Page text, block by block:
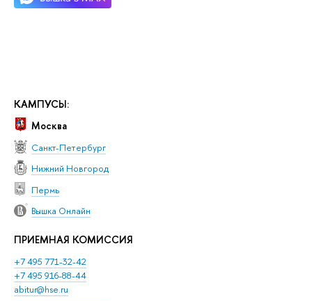
КАМПУСЫ:
Москва
Санкт-Петербург
Нижний Новгород
Пермь
Вышка Онлайн
ПРИЕМНАЯ КОМИССИЯ
+7 495 771-32-42
+7 495 916-88-44
abitur@hse.ru